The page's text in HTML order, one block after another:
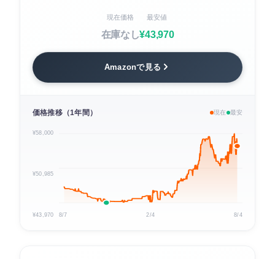
現在価格
在庫なし
最安値
¥43,970
Amazonで見る
価格推移（1年間） 現在 最安
¥58,000
¥50,985
¥43,970 8/7 2/4 8/4